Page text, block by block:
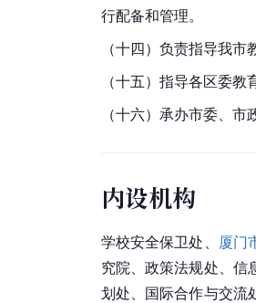
行配备和管理。
（十四）负责指导我
（十五）指导各区委
（十六）承办市委、
内设机构
学校安全保卫处、
厦门
究院、政策法规处、信
划处、国际合作与交流